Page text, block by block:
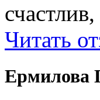
Читать
Ермилова